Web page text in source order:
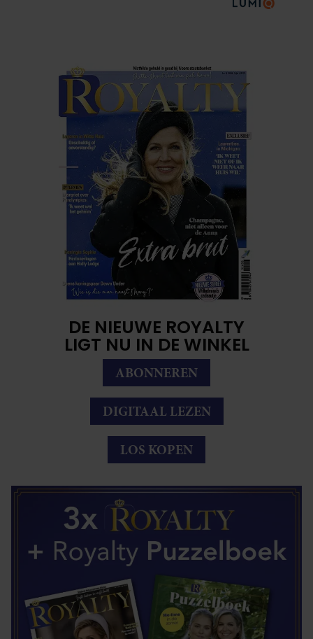
DE NIEUWE ROYALTY
LIGT NU IN DE WINKEL
ABONNEREN
DIGITAAL LEZEN
LOS KOPEN